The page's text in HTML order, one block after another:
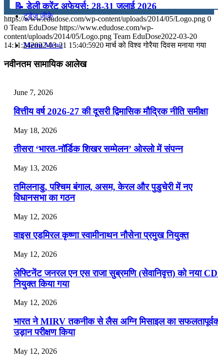
टुडेज जीके
Menu Menu
📝 डेली करेंट अफेयर्स: 28-31 जुलाई 2026
July 28, 2026
📝 डेली करेंट अफेयर्स: 25-27 जुलाई 2026
July 25, 2026
📝 डेली करेंट अफेयर्स: 19-21 जुलाई 2026
📝 डेली करेंट अफेयर्स: 13-15 जुलाई 2026
https://www.edudose.com/wp-content/uploads/2014/05/Logo.png 0
0 Team EduDose https://www.edudose.com/wp-
content/uploads/2014/05/Logo.png Team EduDose2022-03-20
14:11:242022-03-21 15:40:5920 मार्च को विश्‍व गोरैया दिवस मनाया गया
नवीनतम सामायिक आलेख
June 7, 2026
वित्तीय वर्ष 2026-27 की दूसरी द्विमासिक मौद्रिक नीति समीक्षा
May 18, 2026
तीसरा ‘भारत-नॉर्डिक शिखर सम्मेलन’ ओस्लो में संपन्न
May 13, 2026
तमिलनाडु, पश्चिम बंगाल, असम, केरल और पुडुचेरी में नए
विधानसभा का गठन
May 12, 2026
वाइस एडमिरल कृष्णा स्वामीनाथन नौसेना प्रमुख नियुक्त
May 12, 2026
लेफ्टिनेंट जनरल एन एस राजा सुब्रमणि (सेवानिवृत्त) को नया
नियुक्त किया गया
May 12, 2026
भारत ने MIRV तकनीक से लैस अग्नि मिसाइल का
उड़ान परीक्षण किया
May 12, 2026